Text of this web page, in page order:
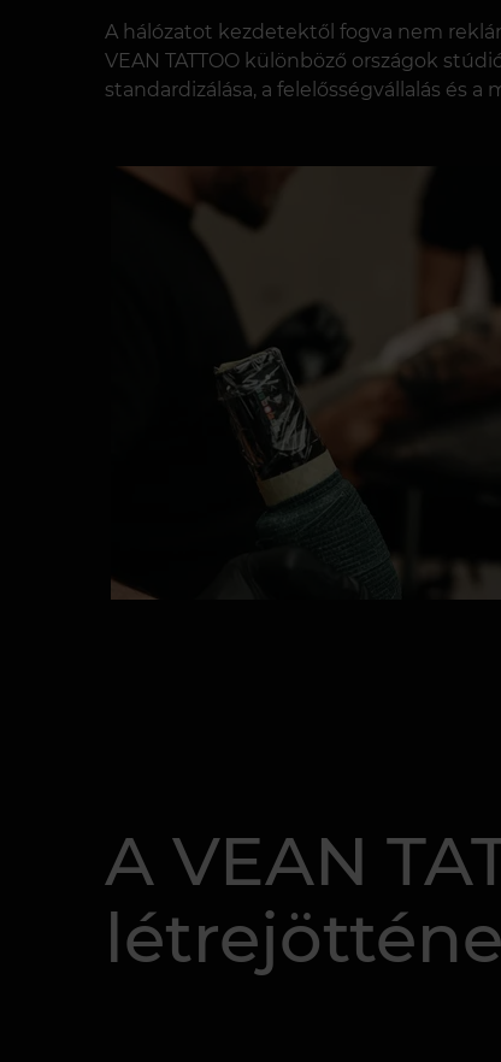
A hálózatot kezdetektől fogva nem
VEAN TATTOO különböző országok
standardizálása, a felelősségvállalás és
A VEAN